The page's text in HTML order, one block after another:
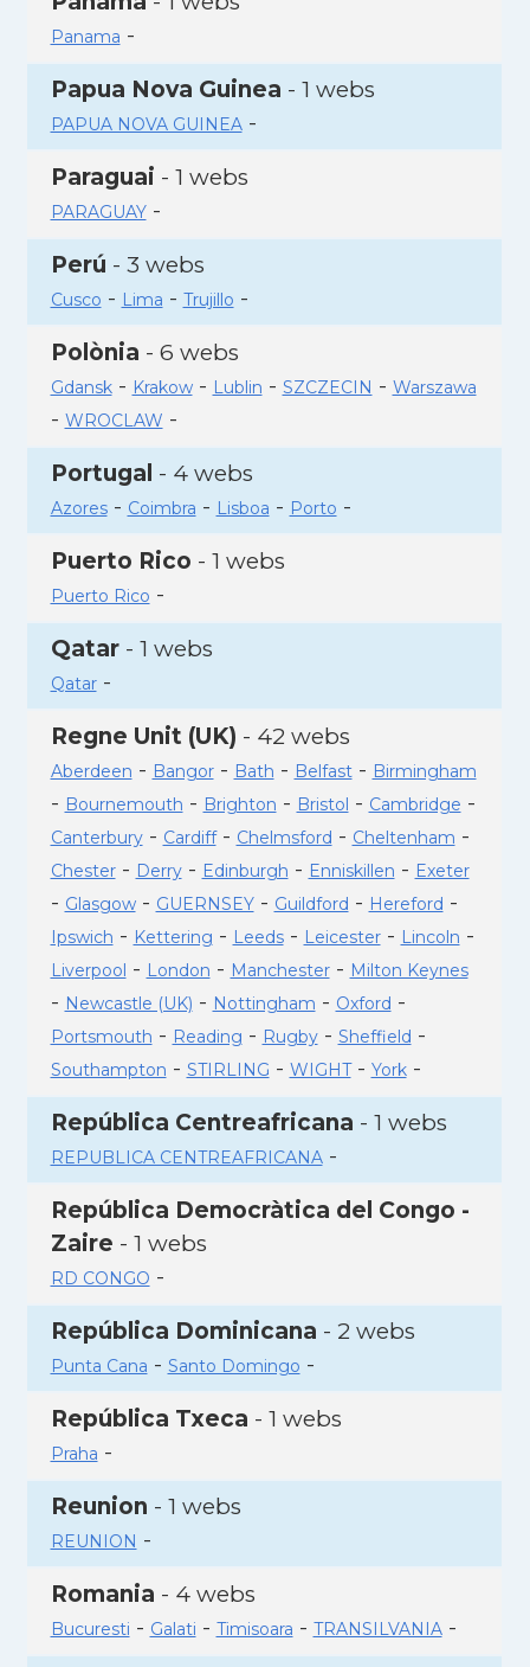
Panama -
Papua Nova Guinea - 1 webs
PAPUA NOVA GUINEA-
Paraguai - 1 webs
PARAGUAY-
Perú - 3 webs
Cusco - Lima - Trujillo -
Polònia - 6 webs
Gdansk- Krakow- Lublin - SZCZECIN - Warszawa
- WROCLAW -
Portugal - 4 webs
Azores- Coimbra - Lisboa - Porto -
Puerto Rico - 1 webs
Puerto Rico -
Qatar- 1 webs
Qatar-
Regne Unit (UK) - 42 webs
Aberdeen - Bangor- Bath - Belfast- Birmingham
- Bournemouth - Brighton - Bristol - Cambridge -
Canterbury- Cardiff- Chelmsford - Cheltenham -
Chester- Derry- Edinburgh - Enniskillen - Exeter
- Glasgow- GUERNSEY- Guildford - Hereford -
Ipswich - Kettering - Leeds- Leicester- Lincoln -
Liverpool - London - Manchester- Milton Keynes
- Newcastle (UK) - Nottingham - Oxford -
Portsmouth - Reading - Rugby- Sheffield -
Southampton - STIRLING - WIGHT- York-
República Centreafricana - 1 webs
REPUBLICA CENTREAFRICANA-
República Democràtica del Congo -
Zaire - 1 webs
RD CONGO -
República Dominicana - 2 webs
Punta Cana - Santo Domingo -
República Txeca - 1 webs
Praha -
Reunion - 1 webs
REUNION -
Romania - 4 webs
Bucuresti - Galati - Timisoara - TRANSILVANIA-